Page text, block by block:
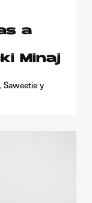
a
Minaj
Saweetie y